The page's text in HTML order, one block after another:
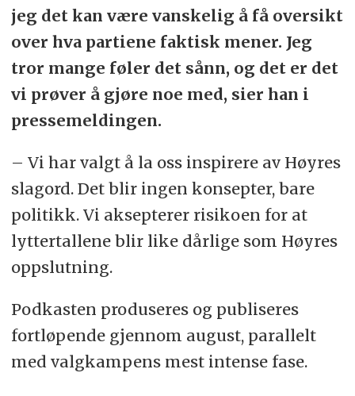
jeg det kan være vanskelig å få oversikt
over hva partiene faktisk mener. Jeg
tror mange føler det sånn, og det er det
vi prøver å gjøre noe med, sier han i
pressemeldingen.
– Vi har valgt å la oss inspirere av Høyres
slagord. Det blir ingen konsepter, bare
politikk. Vi aksepterer risikoen for at
lyttertallene blir like dårlige som Høyres
oppslutning.
Podkasten produseres og publiseres
fortløpende gjennom august, parallelt
med valgkampens mest intense fase.